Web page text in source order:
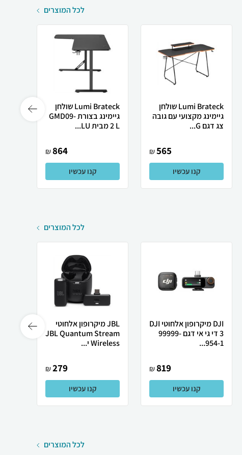
לכל המוצרים
Lumi Brateck שולחן
גיימינג מקצועי עם גובה
צג דגם G...
565
₪
קנו עכשיו
Lumi Brateck שולחן
גיימינג בצורת GMD09-
2 L מבית LU...
864
₪
קנו עכשיו
לכל המוצרים
DJI מיקרופון אלחוטי DJI
3 די גי אי דגם 99999-
954-1...
819
₪
קנו עכשיו
JBL ‏מיקרופון אלחוטי
JBL Quantum Stream
Wireless י...
279
₪
קנו עכשיו
לכל המוצרים